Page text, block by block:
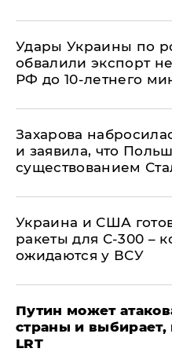
Удары Украины по
обвалили экспорт
РФ до 10-летнего
​Захарова
и заявила, что
существованием
Украина и США
ракеты для С-300 –
ожидаются у ВСУ
Путин может
страны и выбирает,
LRT